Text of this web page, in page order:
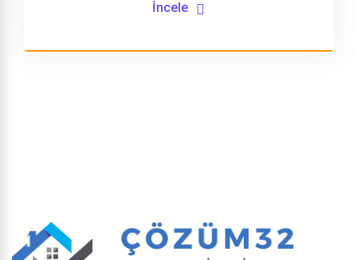
İncele